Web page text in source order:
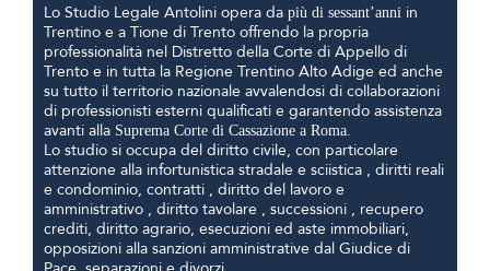
Lo Studio Legale Antolini opera da più di sessant’anni in
Trentino e a Tione di Trento offrendo la propria
professionalità nel Distretto della Corte di Appello di
Trento e in tutta la Regione Trentino Alto Adige ed anche
su tutto il territorio nazionale avvalendosi di collaborazioni
di professionisti esterni qualificati e garantendo assistenza
avanti alla Suprema Corte di Cassazione a Roma.
Lo studio si occupa del diritto civile, con particolare
attenzione alla infortunistica stradale e sciistica , diritti reali
e condominio, contratti , diritto del lavoro e
amministrativo , diritto tavolare , successioni , recupero
crediti, diritto agrario, esecuzioni ed aste immobiliari,
opposizioni alla sanzioni amministrative dal Giudice di